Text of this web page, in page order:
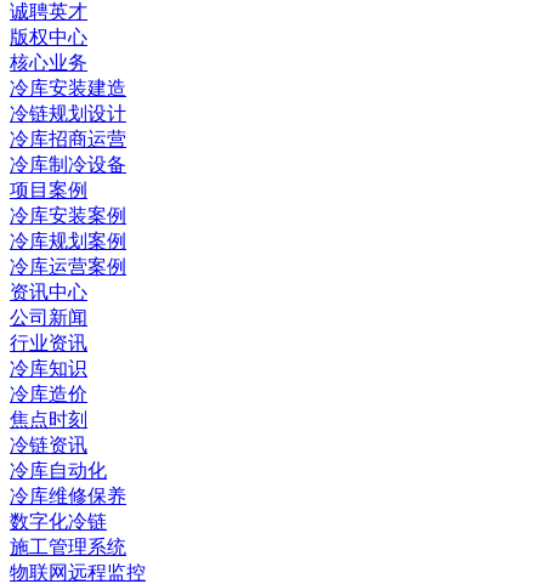
诚聘英才
版权中心
核心业务
冷库安装建造
冷链规划设计
冷库招商运营
冷库制冷设备
项目案例
冷库安装案例
冷库规划案例
冷库运营案例
资讯中心
公司新闻
行业资讯
冷库知识
冷库造价
焦点时刻
冷链资讯
冷库自动化
冷库维修保养
数字化冷链
施工管理系统
物联网远程监控